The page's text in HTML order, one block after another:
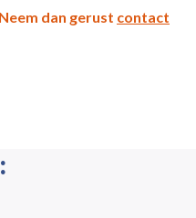
dan gerust contact